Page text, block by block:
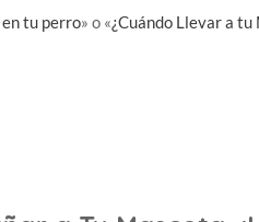
tu perro» o «¿Cuándo Llevar a